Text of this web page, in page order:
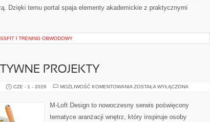
Dzięki temu portal spaja elementy akademickie z praktycznymi
I TRENING OBWODOWY
PROJEKTY
CZE - 1 - 2026 MOŻLIWOŚĆ KOMENTOWANIA DIY
PROJEKTY
ZOSTAŁA WYŁĄCZONA
M-Loft Design to nowoczesny serwis poświęcony
tematyce aranżacji wnętrz, który inspiruje osoby